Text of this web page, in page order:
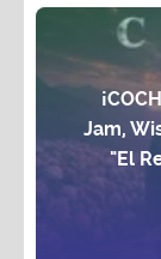
Jam,
"El